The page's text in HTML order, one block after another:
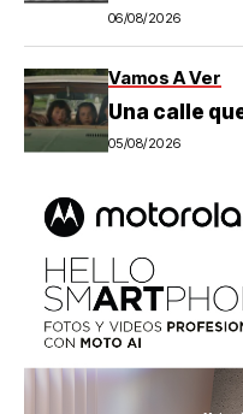
06/08/2026
Vamos A Ver
Una calle
05/08/2026